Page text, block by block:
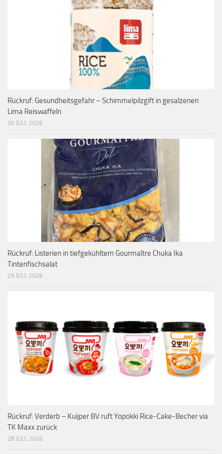
Rückruf: Gesundheitsgefahr – Schimmelpilzgift in gesalzenen
Lima Reiswaffeln
30 JULI, 2026
Rückruf: Listerien in tiefgekühltem Gourmaître Chuka Ika
Tintenfischsalat
29 JULI, 2026
Rückruf: Verderb – Kuijper BV ruft Yopokki Rice-Cake-Becher via
TK Maxx zurück
28 JULI, 2026